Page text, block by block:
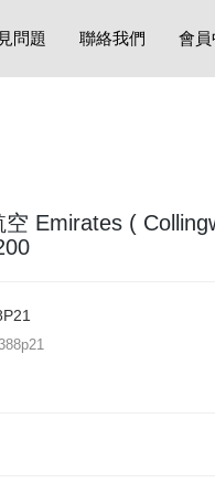
問題 聯絡我們 會
空 Emirates (